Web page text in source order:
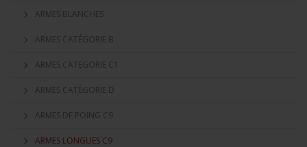
ARMES BLANCHES
ARMES CATÉGORIE B
ARMES CATEGORIE C1
ARMES CATÉGORIE D
ARMES DE POING C9
ARMES LONGUES C9